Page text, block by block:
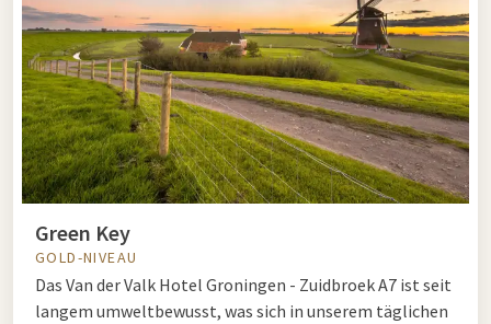
Green Key
GOLD-NIVEAU
Das Van der Valk Hotel Groningen - Zuidbroek A7 ist seit
langem umweltbewusst, was sich in unserem täglichen